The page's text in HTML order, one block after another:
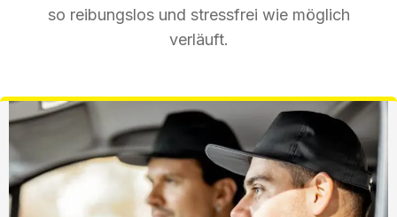
so reibungslos und stressfrei wie möglich
verläuft.